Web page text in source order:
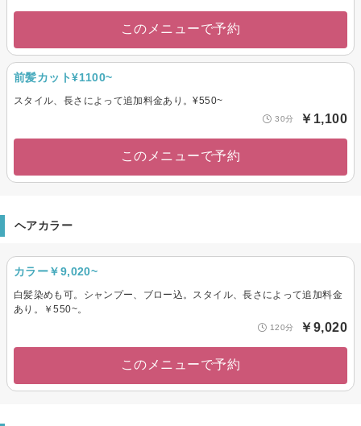
このメニューで予約
前髪カット¥1100~
スタイル、長さによって追加料金あり。¥550~
30分 ￥1,100
このメニューで予約
ヘアカラー
カラー￥9,020~
白髪染めも可。シャンプー、ブロー込。スタイル、長さによって追加料金
あり。￥550~。
120分 ￥9,020
このメニューで予約